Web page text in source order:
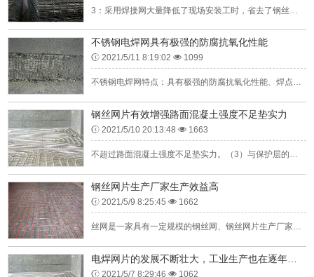
不锈钢电焊网具有极强的防腐抗氧化性能
2021/5/11 8:19:02 1099
不锈钢电焊网特点：具有极强的防腐抗氧化性能、焊点牢固、拉力强、表面光亮。不锈钢电焊网工艺：分先编后镀、先镀后编两种。不锈钢电焊网是不锈钢丝网产品之一。1.首先确定丝径的大小，一般为0.5mm——3.0...
钢丝网片有效增强路面混凝土强度不足垫实力
2021/5/10 20:13:48 1663
不超过路面混凝土强度不足垫实力。（3）与保护层的厚度设定网眼水泥砂浆相当垫，各设立一个50厘米，呈梅花形布置。2米连续范围沿着所述桥内的桥墩的中心线的两侧被连续增强（没有纵向接头）。钢丝网片为中心的布...
钢丝网片生产厂家生产效益高
2021/5/9 8:25:45 1662
丝网是一家具有一定规模的钢丝网、钢丝网片生产厂家，生产效益高、质优价廉。首先要告诉大家的是，需要钢丝网片辅助工程的正常施工，不论是地暖工程在水暖工程也同样需要。欢迎广大客户来厂参观订购。丝网专业生产钢...
2021/5/7 8:29:46 1062